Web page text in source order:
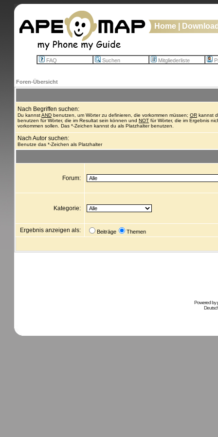
Home
FAQ Suchen Mitgliederliste
Foren-Übersicht
Nach Begriffen suchen:
Du kannstAND benutzen, um Wörter zu definieren, die vorkommen müssen; OR kannst
benutzen für Wörter, die im Resultat sein können und NOT für Wörter, die im Ergebnis
vorkommen sollen. Das *-Zeichen kannst du als Platzhalter benutzen.
Nach Autor suchen:
Benutze das *-Zeichen als Platzhalter
Forum:
Kategorie:
Ergebnis anzeigen als: Beiträge Themen
Powered by